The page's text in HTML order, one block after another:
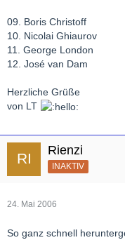
09. Boris Christoff
10. Nicolai Ghiaurov
11. George London
12. José van Dam
Herzliche Grüße
von LT
Rienzi
INAKTIV
24. Mai 2006
So ganz schnell